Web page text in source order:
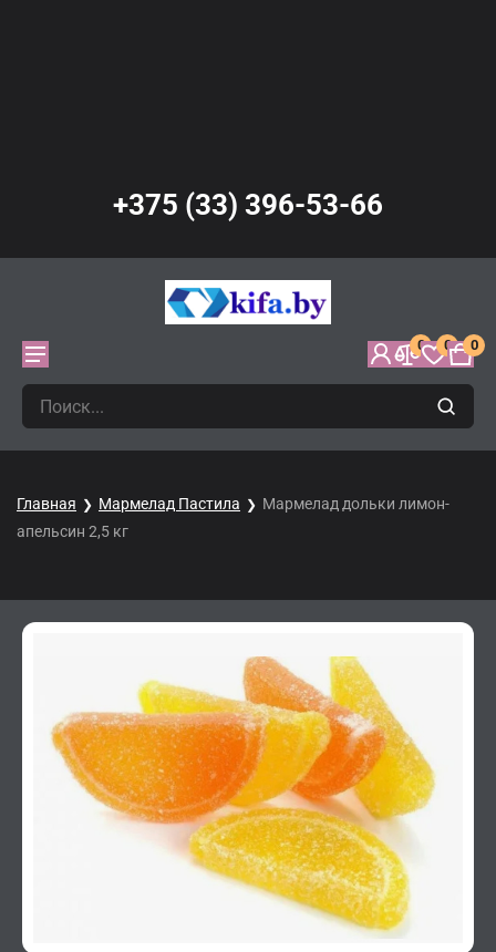
+375 (33) 396-53-66
0 0 0
Главная Мармелад Пастила
Мармелад дольки лимон-
апельсин 2,5 кг